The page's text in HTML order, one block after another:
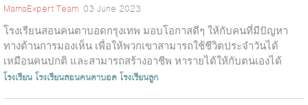
MamaExpert Team 03 June 2023
โรงเรียนสอนคนตาบอดกรุงเทพ มอบโอกาสดีๆ ให้กับคนที่มีปัญหา
ทางด้านการมองเห็น เพื่อให้พวกเขาสามารถใช้ชีวิตประจำวันได้
เหมือนคนปกติ และสามารถสร้างอาชีพ หารายได้ให้กับตนเองได้
โดยที่นี่สอนฟรี และกินอยู่ฟรี...
โรงเรียนโรงเรียนสอนคนตาบอดโรงเรียนลูก